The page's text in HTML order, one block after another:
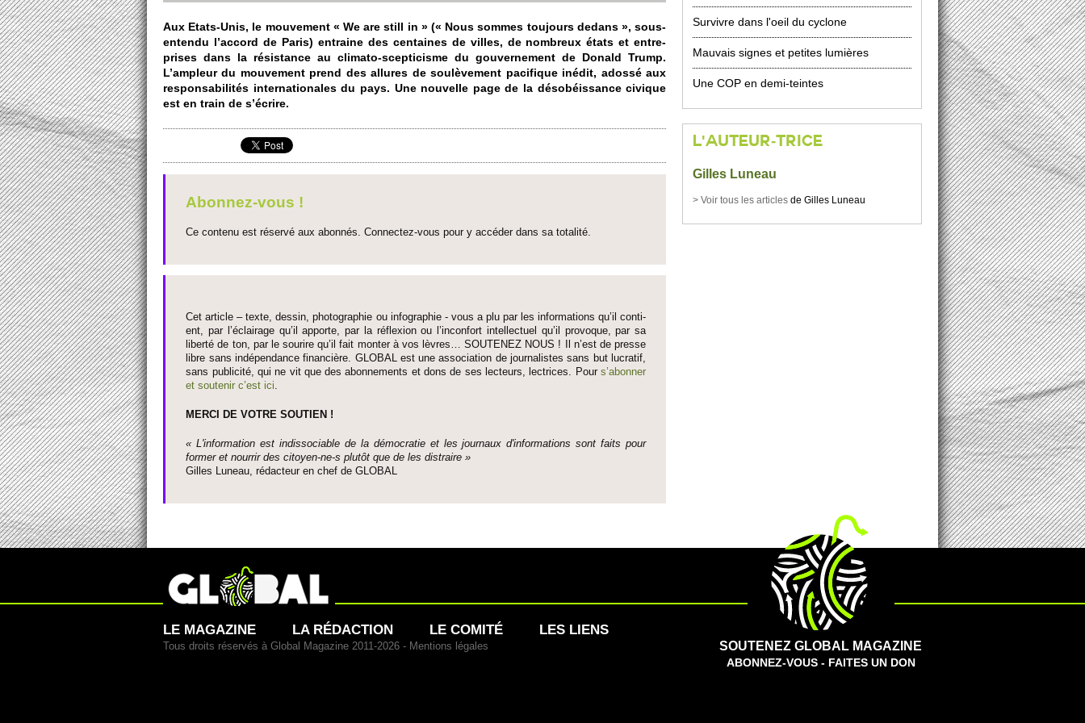
Aux Etats-Unis, le mouve­ment « We are still in » (« Nous so­mmes to­ujours dedans », sous-
entendu l’accord de Paris) en­traine des centaines de vi­lles, de no­m­breux états et en­tre­
prises dans la rési­stance au climato-sce­pti­ci­sme du gouve­rne­ment de Donald Trump.
L’am­pleur du mouve­ment prend des allures de soulève­ment pacifique inédit, adossé aux
res­ponsabi­lités inte­rnati­onales du pays. Une nouve­lle page de la désobéissance ci­vique
est en train de s’écrire.
Abonnez-vous !
Ce contenu est réservé aux abonnés. Connectez-vous pour y accéder dans sa to­talité.
Cet article – texte, dessin, photographie ou infographie - vous a plu par les informati­ons qu’il conti­
ent, par l’éclairage qu’il appo­rte, par la réflexion ou l’inconfort inte­llectuel qu’il pro­voque, par sa
liberté de ton, par le so­urire qu’il fait monter à vos lèvres… SO­UTENEZ NOUS ! Il n’est de pre­sse
libre sans indépendance financière. GLOBAL est une asso­ci­ation de journalistes sans but lucratif,
sans publi­cité, qui ne vit que des abonne­ments et dons de ses lecte­urs, lec­trices. Pours’abonner
et so­utenir c’est ici.
MERCI DE VOTRE SO­UTIEN !
« L'information est indisso­ci­able de la démo­cratie et les journaux d'informati­ons sont faits pour
former et nourrir des ci­to­yen-ne-s plutôt que de les dis­traire »
Gi­lles Luneau, rédacteur en chef de GLOBAL
Survivre dans l'oeil du cyclone
Mauvais signes et petites lumières
Une COP en demi-teintes
L'AUTEUR-TRICE
Gilles Luneau
> Voir tous les articles deGilles Luneau
SOUTENEZ GLOBAL MAGAZINE
ABONNEZ-VOUS - FAITES UN DON
LE MAGAZINE LA RÉDACTION LE COMITÉ LES LIENS
Tous droits réservés à Global Magazine 2011-2026 - Mentions légales